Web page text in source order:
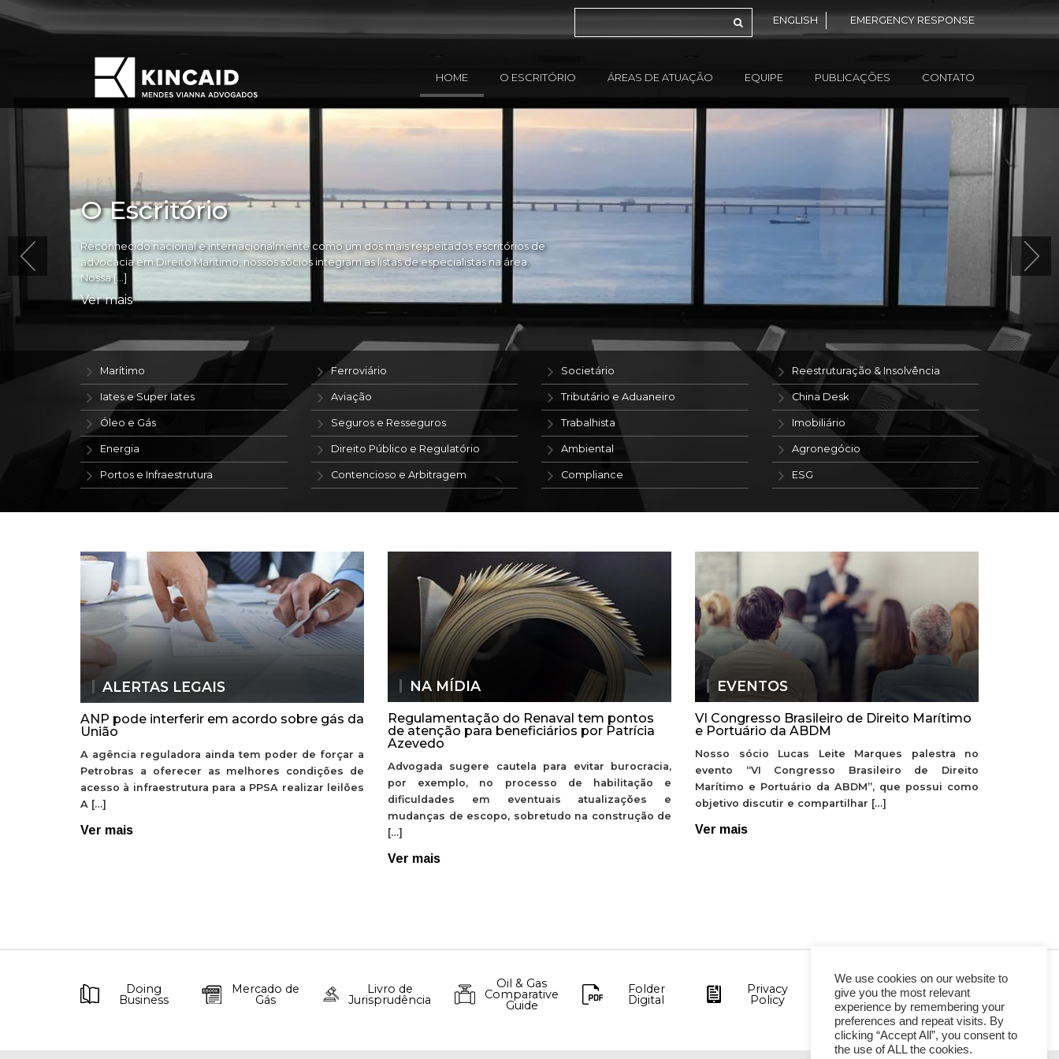
ENGLISH EMERGENCY RESPONSE
HOME O ESCRITÓRIO ÁREAS DE ATUAÇÃO EQUIPE PUBLICAÇÕES CONTATO
O Escritório
Reconhecido nacional e internacionalmente como um dos mais respeitados escritórios de
advocacia em Direito Marítimo, nossos sócios integram as listas de especialistas na área.
Nossa […]
Ver mais
Marítimo
Iates e Super Iates
Óleo e Gás
Energia
Portos e Infraestrutura
Ferroviário
Aviação
Seguros e Resseguros
Direito Público e Regulatório
Contencioso e Arbitragem
Societário
Tributário e Aduaneiro
Trabalhista
Ambiental
Compliance
Reestruturação & Insolvência
China Desk
Imobiliário
Agronegócio
ESG
ALERTAS LEGAIS
ANP pode interferir em acordo sobre gás da
União
A agência reguladora ainda tem poder de forçar a
Petrobras a oferecer as melhores condições de
acesso à infraestrutura para a PPSA realizar leilões
A […]
Ver mais
NA MÍDIA
Regulamentação do Renaval tem pontos
de atenção para beneficiários por Patrícia
Azevedo
Advogada sugere cautela para evitar burocracia,
por exemplo, no processo de habilitação e
dificuldades em eventuais atualizações e
mudanças de escopo, sobretudo na construção de
[…]
Ver mais
EVENTOS
VI Congresso Brasileiro de Direito Marítimo
e Portuário da ABDM
Nosso sócio Lucas Leite Marques palestra no
evento “VI Congresso Brasileiro de Direito
Marítimo e Portuário da ABDM”, que possui como
objetivo discutir e compartilhar […]
Ver mais
Doing
Business
Mercado de
Gás
Livro de
Jurisprudência
Oil & Gas
Comparative
Guide
Folder
Digital
Privacy
Policy
We use cookies on our website to
give you the most relevant
experience by remembering your
preferences and repeat visits. By
clicking “Accept All”, you consent to
the use of ALL the cookies.